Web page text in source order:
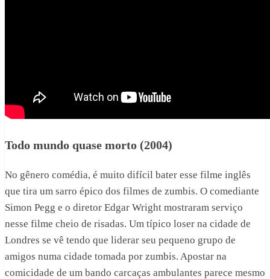
Todo mundo quase morto (2004)
No gênero comédia, é muito difícil bater esse filme inglês
que tira um sarro épico dos filmes de zumbis. O comediante
Simon Pegg e o diretor Edgar Wright mostraram serviço
nesse filme cheio de risadas. Um típico loser na cidade de
Londres se vê tendo que liderar seu pequeno grupo de
amigos numa cidade tomada por zumbis. Apostar na
comicidade de um bando carcaças ambulantes parece mesmo